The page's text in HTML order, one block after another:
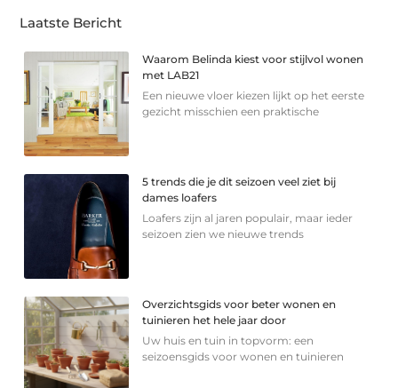
Laatste Bericht
Waarom Belinda kiest voor stijlvol wonen
met LAB21
Een nieuwe vloer kiezen lijkt op het eerste
gezicht misschien een praktische
5 trends die je dit seizoen veel ziet bij
dames loafers
Loafers zijn al jaren populair, maar ieder
seizoen zien we nieuwe trends
Overzichtsgids voor beter wonen en
tuinieren het hele jaar door
Uw huis en tuin in topvorm: een
seizoensgids voor wonen en tuinieren